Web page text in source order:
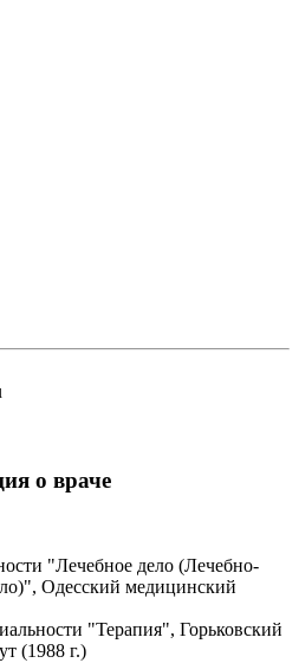
о враче
"Лечебное дело (Лечебно-
Одесский медицинский
"Терапия", Горьковский
(1988 г.)